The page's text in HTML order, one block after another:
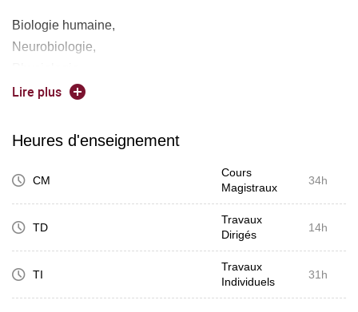
Biologie humaine,
Neurobiologie,
Human monitoring.
Lire plus
Heures d'enseignement
CM
Cours
Magistraux
34h
TD
Travaux
Dirigés
14h
TI
Travaux
Individuels
31h